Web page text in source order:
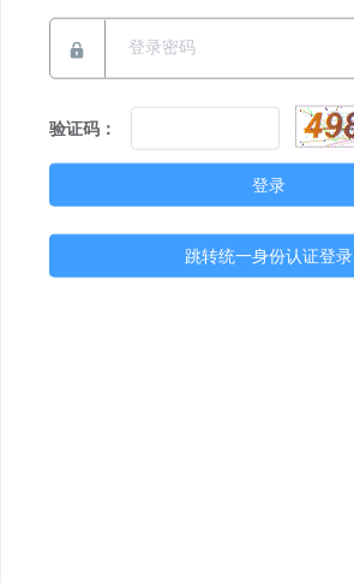
验证码：
登录
跳转统一身份认证登录